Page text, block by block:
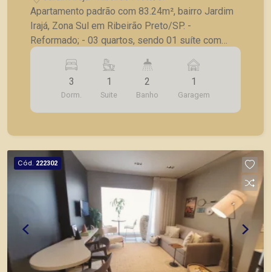
Apartamento padrão com 83.24m², bairro Jardim
Irajá, Zona Sul em Ribeirão Preto/SP. -
Reformado; - 03 quartos, sendo 01 suíte com
armários e sacada; - Banheiro social; - Sala para
02 ambientes; - Sacada; - Cozinha com armários
planejados novos; - Lavanderia; - 01 vaga de
garagem. A Piramid tem como objetivo atender
seus clientes com agilidade e segurança, em
Ribeirão Preto.
3
Dorm.
1
Suite
2
Banho
1
Garagem
Cód. 222302